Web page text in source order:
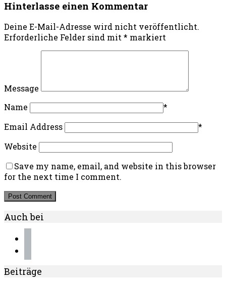
Hinterlasse einen Kommentar
Deine E-Mail-Adresse wird nicht veröffentlicht.
Erforderliche Felder sind mit* markiert
Message
Name
*
Email Address
*
Website
Save my name, email, and website in this browser
for the next time I comment.
Auch bei
Beiträge